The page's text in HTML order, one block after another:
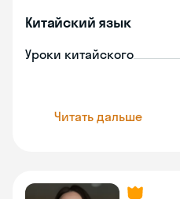
Китайский язык
Уроки китайского
Читать дальше